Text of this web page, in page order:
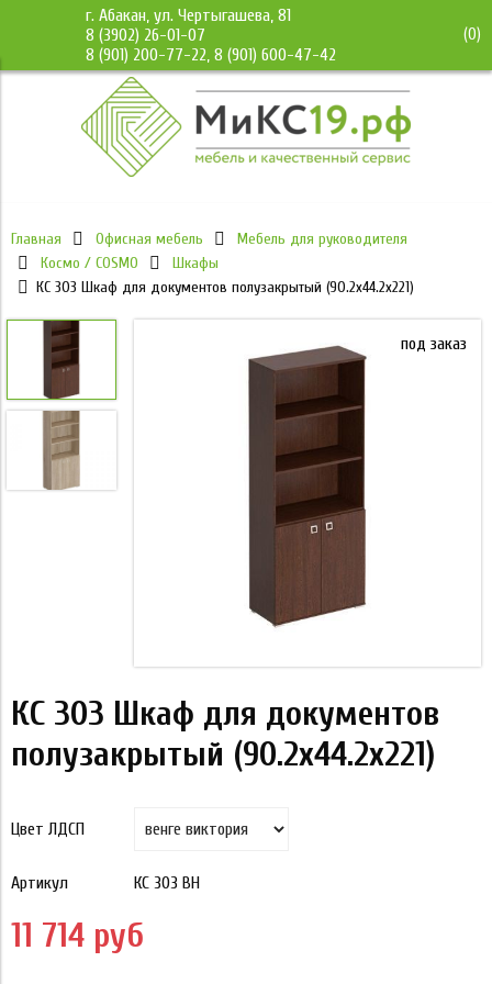
г. Абакан, ул. Чертыгашева, 81
8 (3902) 26-01-07
8 (901) 200-77-22, 8 (901) 600-47-42
(0)
Главная Офисная мебель
Мебель для руководителя
Космо / COSMO
Шкафы
КС 303 Шкаф для документов полузакрытый (90.2x44.2x221)
под заказ
КС 303 Шкаф для документов
полузакрытый (90.2x44.2x221)
Цвет ЛДСП
Артикул КС 303 ВН
11 714 руб